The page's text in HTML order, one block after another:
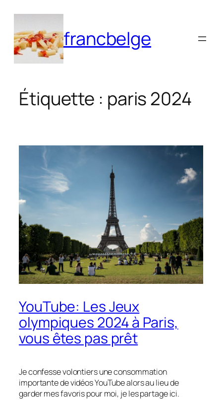
contenu
francbelge
Étiquette : paris 2024
YouTube: Les Jeux
olympiques 2024 à Paris,
vous êtes pas prêt
Je confesse volontiers une consommation
importante de vidéos YouTube alors au lieu de
garder mes favoris pour moi, je les partage ici.